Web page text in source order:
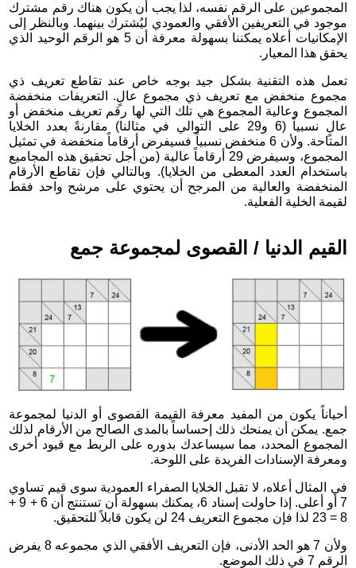
المجموعين على الرقم نفسه، لذا يجب أن يكون هناك رقم مشترك
موجود في التعريفين الأفقي والعمودي ليُشترك بينهما. وبالنظر إلى
الإمكانيات أعلاه يمكننا بسهولة معرفة أن 5 هو الرقم الوحيد الذي
يحقق هذا المعيار.
تعمل هذه التقنية بشكل جيد بوجه خاص عند تقاطع تعريف ذي
مجموع منخفض مع تعريف ذي مجموع عالٍ. التعريفات منخفضة
المجموع وعالية المجموع هي تلك التي لها رقم تعريف منخفض أو
عالٍ نسبياً (6 و29 على التوالي في مثالنا) مقارنةً بعدد الخلايا
المتاحة. ولأن 6 منخفض نسبياً فسيفرض أرقاماً منخفضة في تمثيل
المجموع، وسيفرض 29 أرقاماً عالية (من أجل تحقيق هذه المجاميع
باستخدام العدد المعطى من الخلايا). وبالتالي فإن تقاطع الأرقام
المنخفضة والعالية من المرجح أن يحتوي على مرشح واحد فقط
لقيمة الخلية الفعلية.
القيم الدنيا / القصوى لمجموعة جمع
أحياناً يكون من المفيد معرفة القيمة القصوى أو الدنيا لمجموعة
جمع. يمكن أن يمنحك ذلك إحساساً بالمدى الصالح من الأرقام لذلك
المجموع المحدد، مما سيساعدك بدوره على الربط مع قيود أخرى
ومعرفة الإسنادات الفريدة على اللوحة.
في المثال أعلاه، لا تقبل الخلايا الصفراء العمودية سوى قيم تساوي
7 أو أعلى. إذا حاولت إسناد 6، يمكنك بسهولة أن تستنتج أن 6 + 9 +
8 = 23 لذا فإن مجموع التعريف 24 لن يكون قابلاً للتحقيق.
ولأن 7 هو الحد الأدنى، فإن التعريف الأفقي الذي مجموعه 8 يفرض
الرقم 7 في ذلك الموضع.